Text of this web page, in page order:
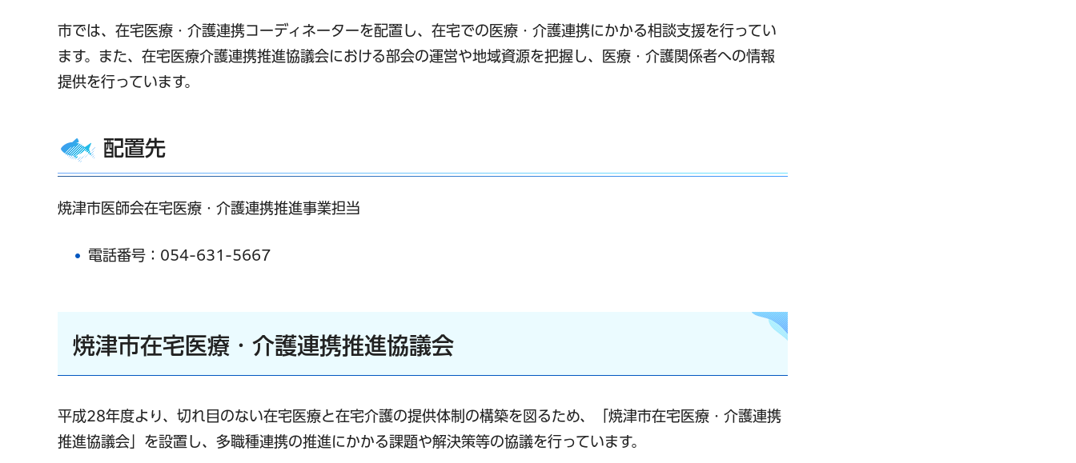
市では、在宅医療・介護連携コーディネーターを配置し、在宅での医療・介護連携にかかる相談支援を行ってい
ます。また、在宅医療介護連携推進協議会における部会の運営や地域資源を把握し、医療・介護関係者への情報
提供を行っています。
配置先
焼津市医師会在宅医療・介護連携推進事業担当
電話番号：054-631-5667
焼津市在宅医療・介護連携推進協議会
平成28年度より、切れ目のない在宅医療と在宅介護の提供体制の構築を図るため、「焼津市在宅医療・介護連携
推進協議会」を設置し、多職種連携の推進にかかる課題や解決策等の協議を行っています。